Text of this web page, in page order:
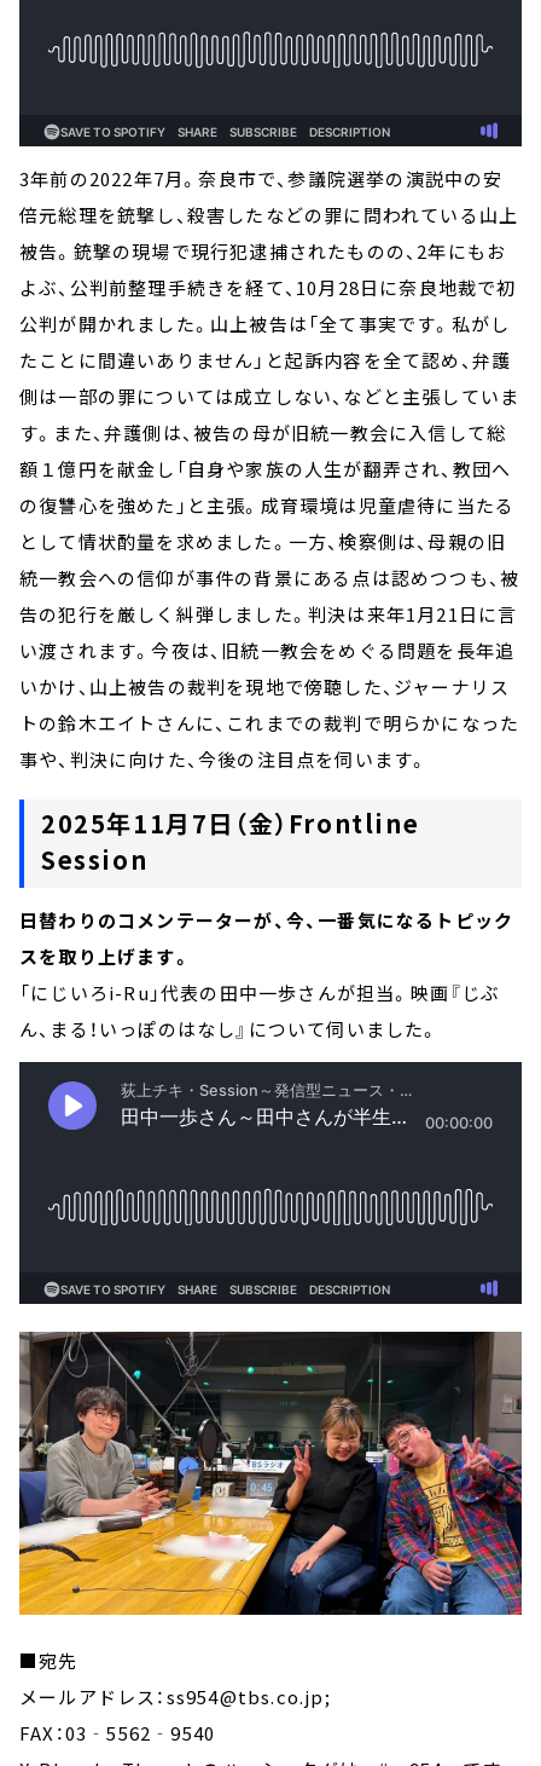
3年前の2022年7月。奈良市で、参議院選挙の演説中の安
倍元総理を銃撃し、殺害したなどの罪に問われている山上
被告。銃撃の現場で現行犯逮捕されたものの、2年にもお
よぶ、公判前整理手続きを経て、10月28日に奈良地裁で初
公判が開かれました。山上被告は「全て事実です。私がし
たことに間違いありません」と起訴内容を全て認め、弁護
側は一部の罪については成立しない、などと主張していま
す。また、弁護側は、被告の母が旧統一教会に入信して総
額１億円を献金し「自身や家族の人生が翻弄され、教団へ
の復讐心を強めた」と主張。成育環境は児童虐待に当たる
として情状酌量を求めました。一方、検察側は、母親の旧
統一教会への信仰が事件の背景にある点は認めつつも、被
告の犯行を厳しく糾弾しました。判決は来年1月21日に言
い渡されます。今夜は、旧統一教会をめぐる問題を長年追
いかけ、山上被告の裁判を現地で傍聴した、ジャーナリス
トの鈴木エイトさんに、これまでの裁判で明らかになった
事や、判決に向けた、今後の注目点を伺います。
2025年11月7日（金）Frontline
Session
日替わりのコメンテーターが、今、一番気になるトピック
スを取り上げます。
「にじいろi-Ru」代表の田中一歩さんが担当。映画『じぶ
ん、まる！いっぽのはなし』について伺いました。
■宛先
メールアドレス：ss954@tbs.co.jp;
FAX：03‐5562‐9540